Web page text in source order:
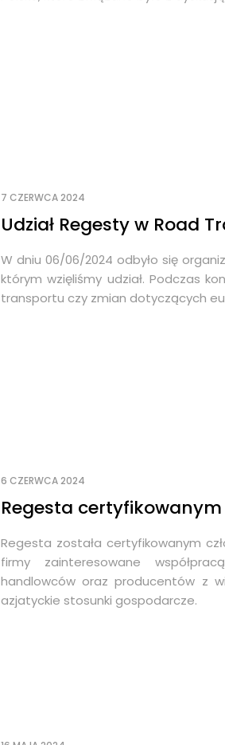
7 CZERWCA 2024
Udział Regesty w Road
W dniu 06/06/2024 odbyło się
którym wzięliśmy udział. Podczas
transportu czy zmian dotyczących
6 CZERWCA 2024
Regesta certyfikowanym
Regesta została certyfikowanym
firmy zainteresowane
handlowców oraz producentów z
azjatyckie stosunki gospodarcze.